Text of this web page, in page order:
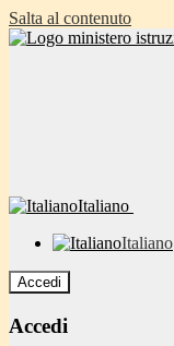
Salta al contenuto
Italiano
Italiano
Accedi
Accedi